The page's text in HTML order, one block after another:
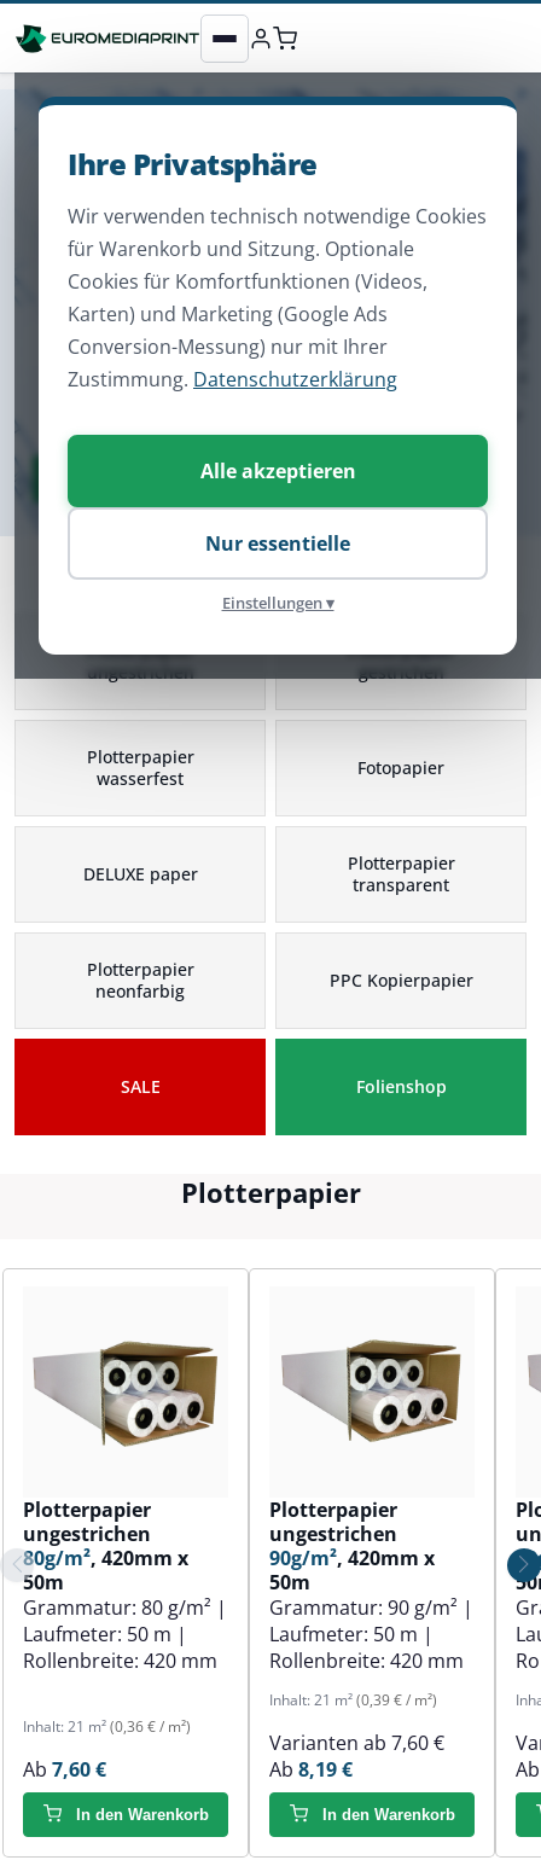
Ihre Privatsphäre
Wir verwenden technisch notwendige Cookies
für Warenkorb und Sitzung. Optionale
Cookies für Komfortfunktionen (Videos,
Karten) und Marketing (Google Ads
Conversion-Messung) nur mit Ihrer
Zustimmung. Datenschutzerklärung
Alle akzeptieren
Nur essentielle
Einstellungen ▾
Plotterpapier Kategorien
Plotterpapier
ungestrichen
Plotterpapier
gestrichen
Plotterpapier
wasserfest
Fotopapier
DELUXE paper
Plotterpapier
transparent
Plotterpapier
neonfarbig
PPC Kopierpapier
SALE Folienshop
Plotterpapier
Plotterpapier
ungestrichen
80g/m², 420mm x
50m
Grammatur: 80 g/m² |
Laufmeter: 50 m |
Rollenbreite: 420 mm
Inhalt: 21 m²(0,36 € / m²)
Ab 7,60 €
In den Warenkorb
Plotterpapier
ungestrichen
90g/m², 420mm x
50m
Grammatur: 90 g/m² |
Laufmeter: 50 m |
Rollenbreite: 420 mm
Inhalt: 21 m²(0,39 € / m²)
Varianten ab 7,60 €
Ab 8,19 €
In den Warenkorb